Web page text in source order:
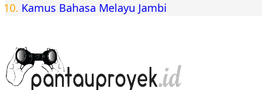
Kamus Bahasa Melayu Jambi